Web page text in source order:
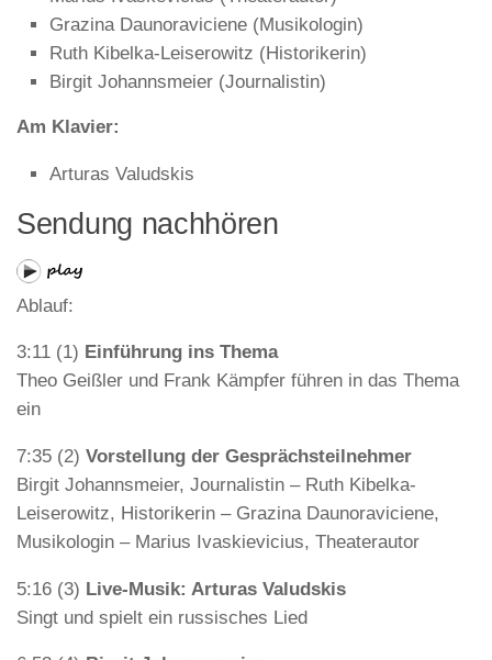
Grazina Daunoraviciene (Musikologin)
Ruth Kibelka-Leiserowitz (Historikerin)
Birgit Johannsmeier (Journalistin)
Am Klavier:
Arturas Valudskis
Sendung nachhören
Ablauf:
3:11 (1) Einführung ins Thema
Theo Geißler und Frank Kämpfer führen in das Thema
ein
7:35 (2) Vorstellung der Gesprächsteilnehmer
Birgit Johannsmeier, Journalistin – Ruth Kibelka-
Leiserowitz, Historikerin – Grazina Daunoraviciene,
Musikologin – Marius Ivaskievicius, Theaterautor
5:16 (3) Live-Musik: Arturas Valudskis
Singt und spielt ein russisches Lied